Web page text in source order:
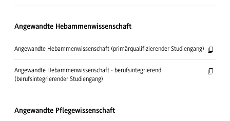
Angewandte Hebammenwissenschaft
Angewandte Hebammenwissenschaft (primärqualifizierender Studiengang)
Angewandte Hebammenwissenschaft - berufsintegrierend
(berufsintegrierender Studiengang)
Angewandte Pflege­wissen­schaft